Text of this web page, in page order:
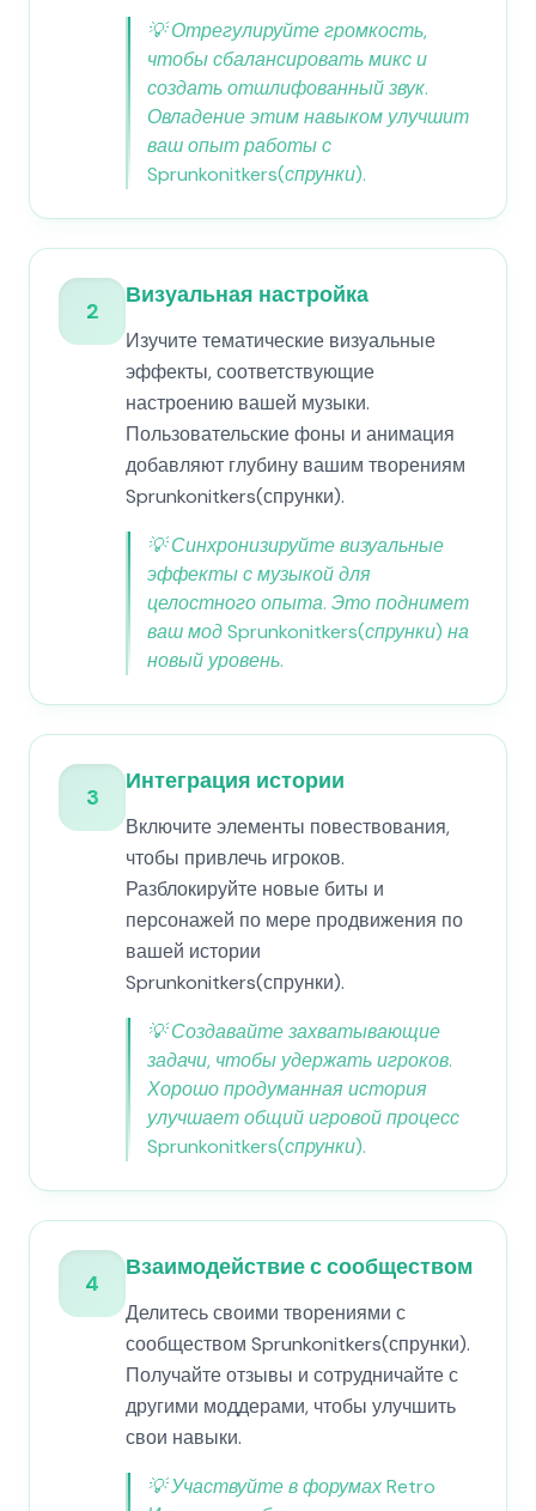
💡Отрегулируйте громкость,
чтобы сбалансировать микс и
создать отшлифованный звук.
Овладение этим навыком улучшит
ваш опыт работы с
Sprunkonitkers(спрунки).
2
Визуальная настройка
Изучите тематические визуальные
эффекты, соответствующие
настроению вашей музыки.
Пользовательские фоны и анимация
добавляют глубину вашим творениям
Sprunkonitkers(спрунки).
💡Синхронизируйте визуальные
эффекты с музыкой для
целостного опыта. Это поднимет
ваш мод Sprunkonitkers(спрунки) на
новый уровень.
3
Интеграция истории
Включите элементы повествования,
чтобы привлечь игроков.
Разблокируйте новые биты и
персонажей по мере продвижения по
вашей истории
Sprunkonitkers(спрунки).
💡Создавайте захватывающие
задачи, чтобы удержать игроков.
Хорошо продуманная история
улучшает общий игровой процесс
Sprunkonitkers(спрунки).
4
Взаимодействие с сообществом
Делитесь своими творениями с
сообществом Sprunkonitkers(спрунки).
Получайте отзывы и сотрудничайте с
другими моддерами, чтобы улучшить
свои навыки.
💡Участвуйте в форумах Retro